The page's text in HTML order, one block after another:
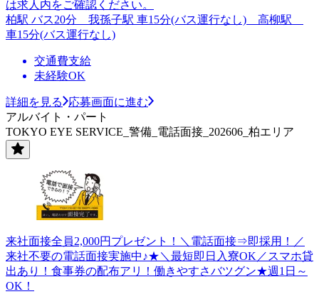
は求人内をご確認ください。
柏駅 バス20分 我孫子駅 車15分(バス運行なし) 高柳駅
車15分(バス運行なし)
交通費支給
未経験OK
詳細を見る
応募画面に進む
アルバイト・パート
TOKYO EYE SERVICE_警備_電話面接_202606_柏エリア
来社面接全員2,000円プレゼント！＼電話面接⇒即採用！／
来社不要の電話面接実施中♪★＼最短即日入寮OK／スマホ貸
出あり！食事券の配布アリ！働きやすさバツグン★週1日～
OK！